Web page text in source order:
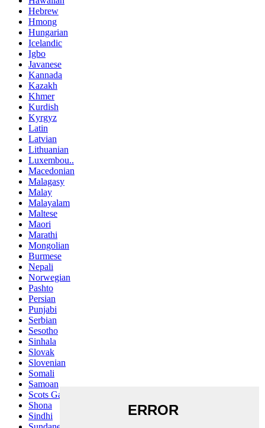
Hebrew
Hmong
Hungarian
Icelandic
Igbo
Javanese
Kannada
Kazakh
Khmer
Kurdish
Kyrgyz
Latin
Latvian
Lithuanian
Luxembou..
Macedonian
Malagasy
Malay
Malayalam
Maltese
Maori
Marathi
Mongolian
Burmese
Nepali
Norwegian
Pashto
Persian
Punjabi
Serbian
Sesotho
Sinhala
Slovak
Slovenian
Somali
Samoan
Scots Gaelic
Shona
Sindhi